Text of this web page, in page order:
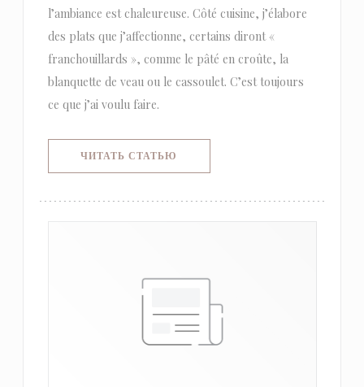
l’ambiance est chaleureuse. Côté cuisine, j’élabore
des plats que j’affectionne, certains diront «
franchouillards », comme le pâté en croûte, la
blanquette de veau ou le cassoulet. C’est toujours
ce que j’ai voulu faire.
ЧИТАТЬ СТАТЬЮ